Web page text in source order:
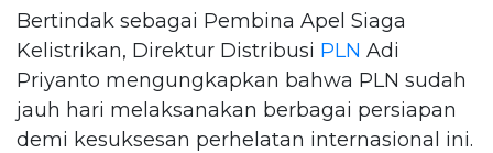
Bertindak sebagai Pembina Apel Siaga
Kelistrikan, Direktur Distribusi PLN Adi
Priyanto mengungkapkan bahwa PLN sudah
jauh hari melaksanakan berbagai persiapan
demi kesuksesan perhelatan internasional ini.